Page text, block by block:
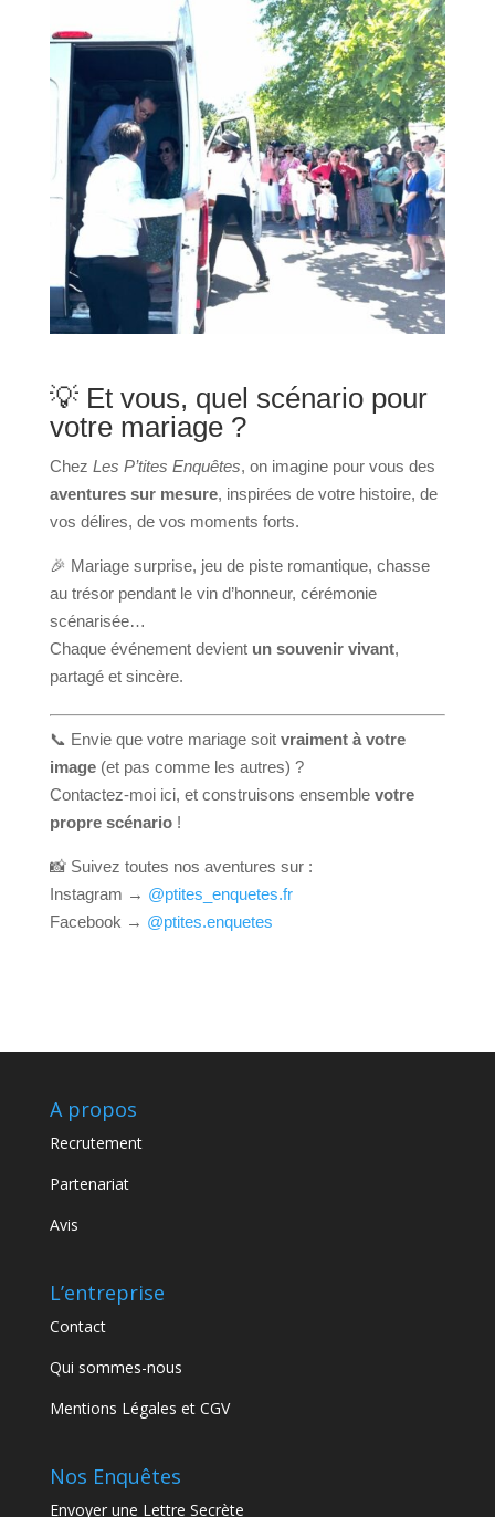
💡 Et vous, quel scénario pour
votre mariage ?
Chez Les P’tites Enquêtes, on imagine pour vous des
aventures sur mesure, inspirées de votre histoire, de
vos délires, de vos moments forts.
🎉 Mariage surprise, jeu de piste romantique, chasse
au trésor pendant le vin d’honneur, cérémonie
scénarisée…
Chaque événement devient un souvenir vivant,
partagé et sincère.
📞 Envie que votre mariage soit vraiment à votre
image(et pas comme les autres) ?
Contactez-moi ici, et construisons ensemble votre
propre scénario!
📸 Suivez toutes nos aventures sur :
Instagram → @ptites_enquetes.fr
Facebook → @ptites.enquetes
A propos
Recrutement
Partenariat
Avis
L’entreprise
Contact
Qui sommes-nous
Mentions Légales et CGV
Nos Enquêtes
Envoyer une Lettre Secrète